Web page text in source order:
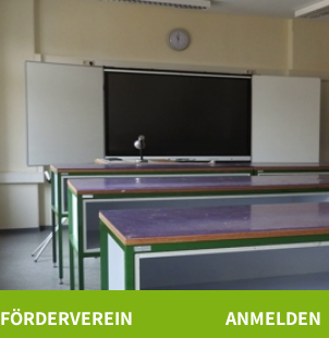
FÖRDERVEREIN ANMELDEN